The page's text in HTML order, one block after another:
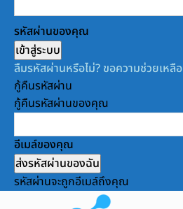
รหัสผ่านของคุณ
ลืมรหัสผ่านหรือไม่? ขอความช่วยเหลือ
กู้คืนรหัสผ่าน
กู้คืนรหัสผ่านของคุณ
อีเมล์ของคุณ
รหัสผ่านจะถูกอีเมล์ถึงคุณ